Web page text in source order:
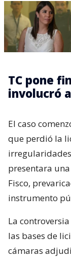
TC pone
involucró
El caso
que perdió la
presentara
Fisco,
instrumento
La
las bases de
cámaras